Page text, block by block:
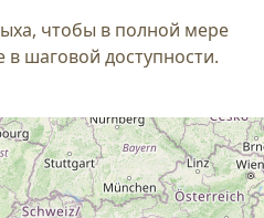
чтобы в полной мере
в шаговой доступности.